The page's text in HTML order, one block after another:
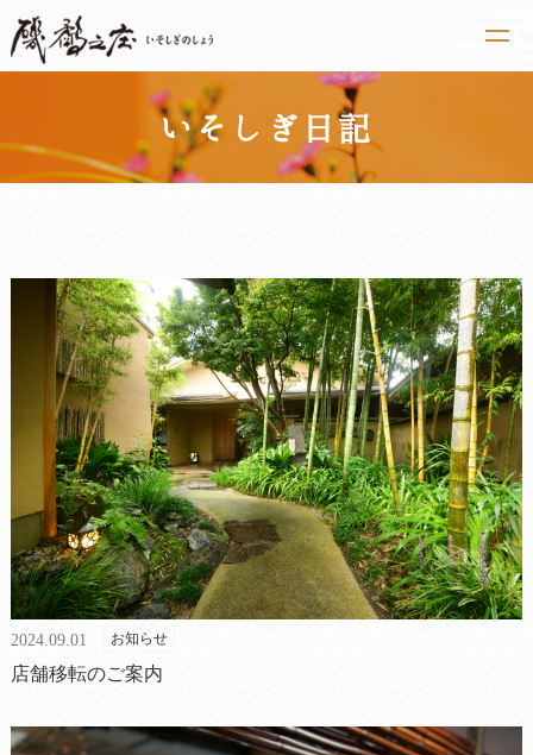
t
o
v
i
g
a
i
o
n
いそしぎ日記
2024.09.01 お知らせ
店舗移転のご案内